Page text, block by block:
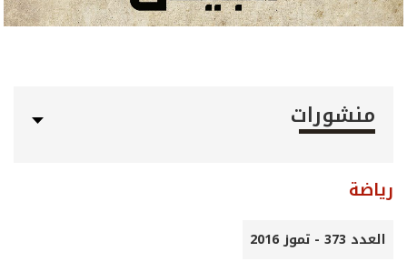
منشورات
رياضة
العدد 373 - تموز 2016